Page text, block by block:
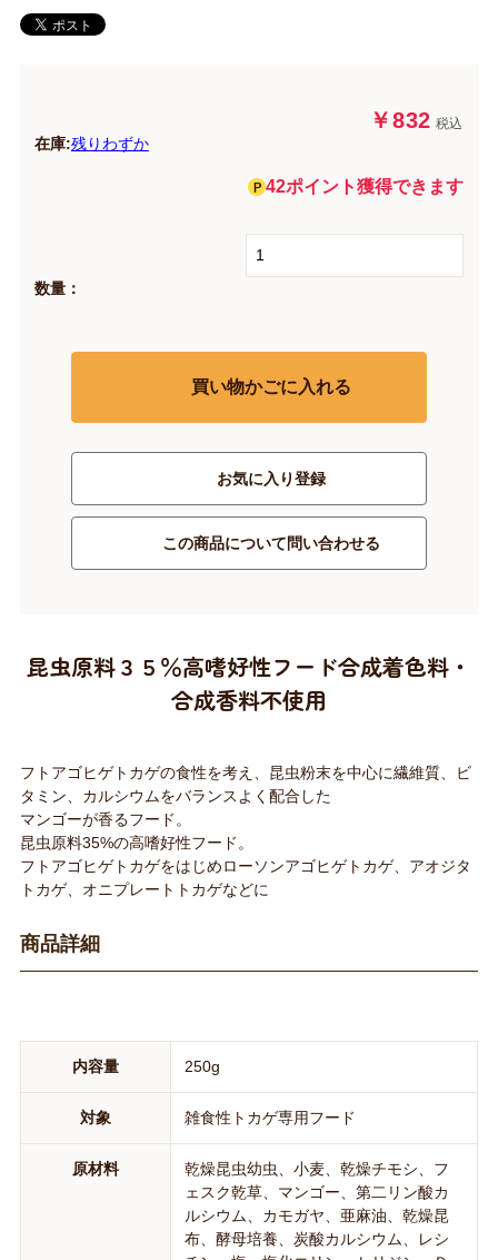
￥832 税込
在庫:残りわずか
42ポイント獲得できます
数量：
買い物かごに入れる
お気に入り登録
この商品について問い合わせる
昆虫原料３５％高嗜好性フード合成着色料・
合成香料不使用
フトアゴヒゲトカゲの食性を考え、昆虫粉末を中心に繊維質、ビ
タミン、カルシウムをバランスよく配合した
マンゴーが香るフード。
昆虫原料35%の高嗜好性フード。
フトアゴヒゲトカゲをはじめローソンアゴヒゲトカゲ、アオジタ
トカゲ、オニプレートトカゲなどに
商品詳細
内容量 250g
対象 雑食性トカゲ専用フード
原材料
乾燥昆虫幼虫、小麦、乾燥チモシ、フ
ェスク乾草、マンゴー、第二リン酸カ
ルシウム、カモガヤ、亜麻油、乾燥昆
布、酵母培養、炭酸カルシウム、レシ